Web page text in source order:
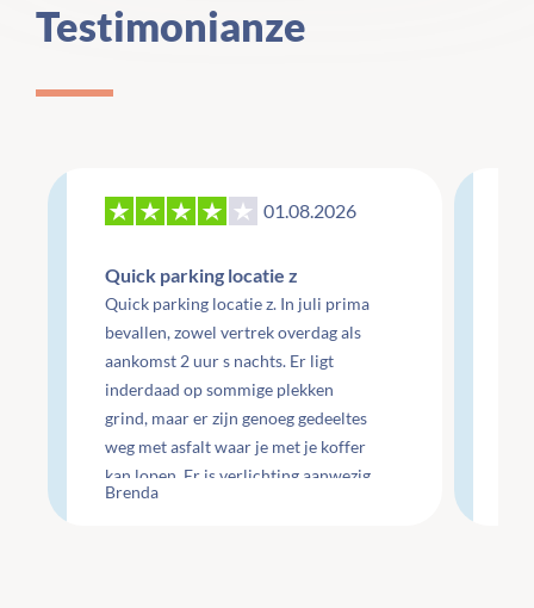
Testimonianze
01.08.2026
Quick parking locatie z
Quick parking locatie z. In juli prima
bevallen, zowel vertrek overdag als
aankomst 2 uur s nachts. Er ligt
inderdaad op sommige plekken
grind, maar er zijn genoeg gedeeltes
weg met asfalt waar je met je koffer
kan lopen. Er is verlichting aanwezig
maar wel minimaal.
Brenda